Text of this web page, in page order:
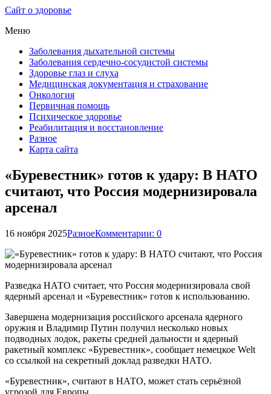
Сайт о здоровье
Меню
Заболевания дыхательной системы
Заболевания сердечно-сосудистой системы
Здоровье глаз и слуха
Медицинская документация и страхование
Онкология
Первичная помощь
Психическое здоровье
Реабилитация и восстановление
Разное
Карта сайта
«Буревестник» готов к удару: В НАТО
считают, что Россия модернизировала
арсенал
16 ноября 2025РазноеКомментарии: 0
Разведка НАТО считает, что Россия модернизировала свой
ядерный арсенал и «Буревестник» готов к использованию.
Завершена модернизация российского арсенала ядерного
оружия и Владимир Путин получил несколько новых
подводных лодок, ракеты средней дальности и ядерный
ракетный комплекс «Буревестник», сообщает немецкое Welt
со ссылкой на секретный доклад разведки НАТО.
«Буревестник», считают в НАТО, может стать серьёзной
угрозой для Европы.